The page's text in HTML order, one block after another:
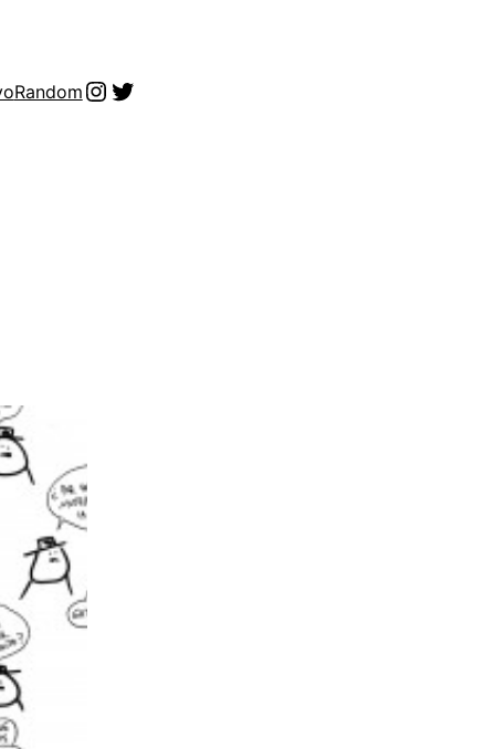
RandomInstagram
Twitter